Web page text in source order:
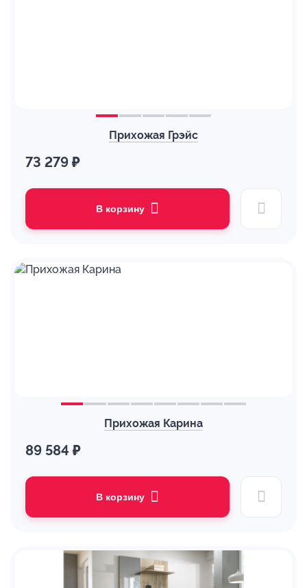
Прихожая Грэйс
73 279 ₽
В корзину
Прихожая Карина
89 584 ₽
В корзину